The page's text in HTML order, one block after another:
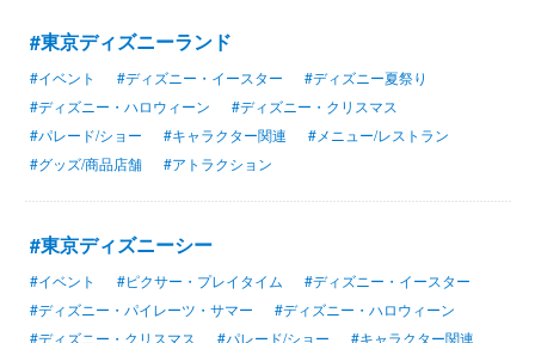
#東京ディズニーランド
#イベント #ディズニー・イースター
#ディズニー夏祭り
#ディズニー・ハロウィーン
#ディズニー・クリスマス
#パレード/ショー
#キャラクター関連
#メニュー/レストラン
#グッズ/商品店舗
#アトラクション
#東京ディズニーシー
#イベント #ピクサー・プレイタイム
#ディズニー・イースター
#ディズニー・パイレーツ・サマー
#ディズニー・ハロウィーン
#ディズニー・クリスマス
#パレード/ショー
#キャラクター関連